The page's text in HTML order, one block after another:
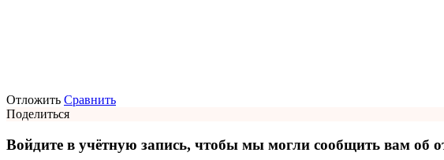
Отложить Сравнить
Поделиться
Войдите в учётную запись, чтобы мы могли сообщить вам об